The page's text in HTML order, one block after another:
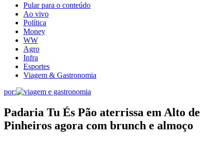
Pular para o conteúdo
Ao vivo
Política
Money
WW
Agro
Infra
Esportes
Viagem & Gastronomia
por:
Padaria Tu És Pão aterrissa em Alto de
Pinheiros agora com brunch e almoço